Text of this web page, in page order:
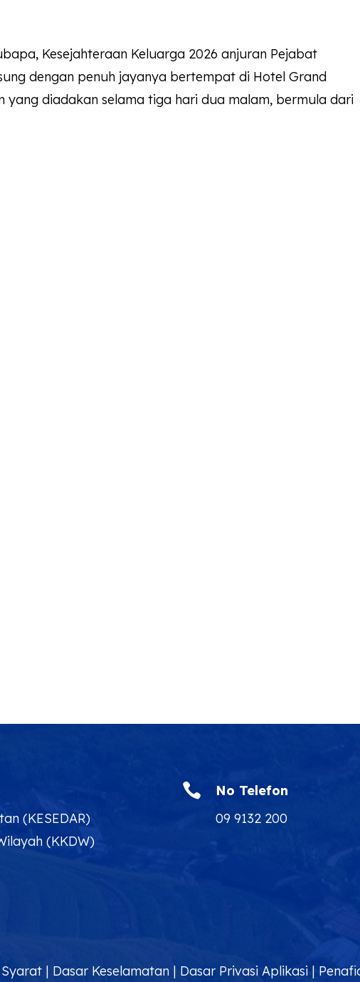
Kesejahteraan Keluarga 2026 anjuran Pejabat
dengan penuh jayanya bertempat di Hotel Grand
yang diadakan selama tiga hari dua malam, bermula dari
(KESEDAR)
(KKDW)

No Telefon
09 9132 200
| Dasar Keselamatan| Dasar Privasi Aplikasi|